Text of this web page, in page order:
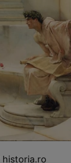
historia.ro